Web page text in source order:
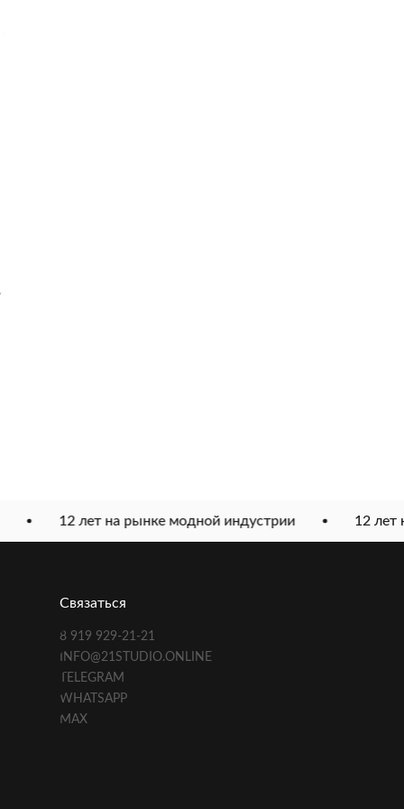
12 лет на рынке модной индустрии 12 лет
Связаться
8 919 929-21-21
INFO@21STUDIO.ONLINE
TELEGRAM
WHATSAPP
MAX